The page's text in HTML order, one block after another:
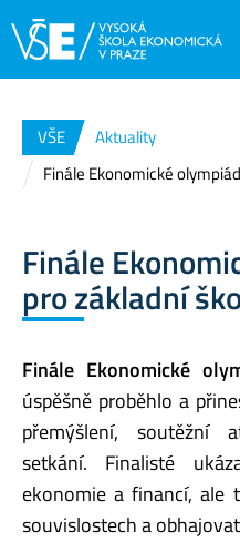
VŠE
Aktuality
Finále Ekonomické
Finále
pro základní
Finále Ekonomické
úspěšně proběhlo a
přemýšlení, soutěžní
setkání. Finalisté
ekonomie a financí, ale
souvislostech a